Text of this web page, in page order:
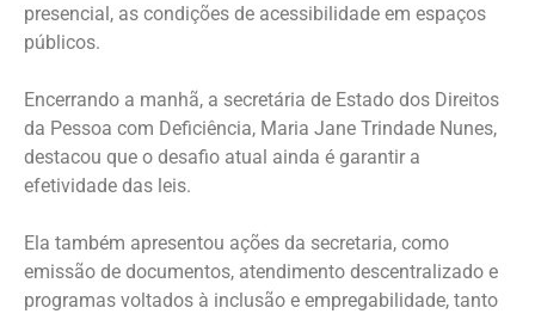
presencial, as condições de acessibilidade em espaços
públicos.
Encerrando a manhã, a secretária de Estado dos Direitos
da Pessoa com Deficiência, Maria Jane Trindade Nunes,
destacou que o desafio atual ainda é garantir a
efetividade das leis.
Ela também apresentou ações da secretaria, como
emissão de documentos, atendimento descentralizado e
programas voltados à inclusão e empregabilidade, tanto